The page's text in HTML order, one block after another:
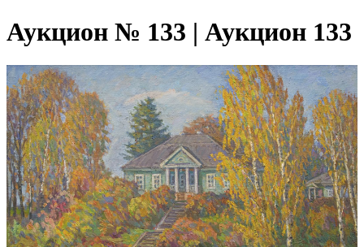
Аукцион № 133 | Аукцион 133